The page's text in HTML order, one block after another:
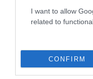
I want to allow
related to
CONFIRM